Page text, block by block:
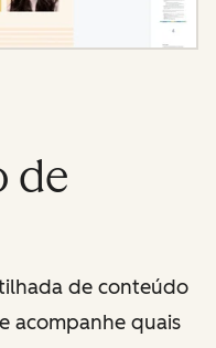
de
de conteúdo
acompanhe quais